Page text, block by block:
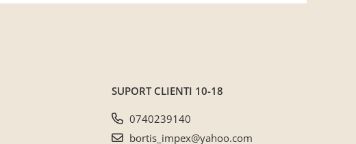
SUPORT CLIENTI 10-18
0740239140
bortis_impex@yahoo.com